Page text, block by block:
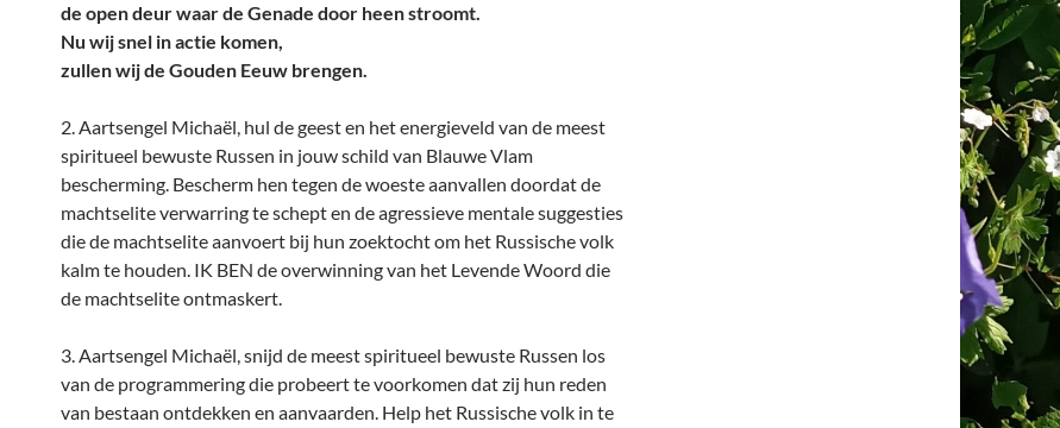
de open deur waar de Genade door heen stroomt.
Nu wij snel in actie komen,
zullen wij de Gouden Eeuw brengen.
2. Aartsengel Michaël, hul de geest en het energieveld van de meest
spiritueel bewuste Russen in jouw schild van Blauwe Vlam
bescherming. Bescherm hen tegen de woeste aanvallen doordat de
machtselite verwarring te schept en de agressieve mentale suggesties
die de machtselite aanvoert bij hun zoektocht om het Russische volk
kalm te houden. IK BEN de overwinning van het Levende Woord die
de machtselite ontmaskert.
3. Aartsengel Michaël, snijd de meest spiritueel bewuste Russen los
van de programmering die probeert te voorkomen dat zij hun reden
van bestaan ontdekken en aanvaarden. Help het Russische volk in te